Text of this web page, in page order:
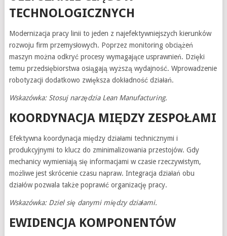
TECHNOLOGICZNYCH
Modernizacja pracy linii to jeden z najefektywniejszych kierunków
rozwoju firm przemysłowych. Poprzez monitoring obciążeń
maszyn można odkryć procesy wymagające usprawnień. Dzięki
temu przedsiębiorstwa osiągają wyższą wydajność. Wprowadzenie
robotyzacji dodatkowo zwiększa dokładność działań.
Wskazówka: Stosuj narzędzia Lean Manufacturing.
KOORDYNACJA MIĘDZY ZESPOŁAMI
Efektywna koordynacja między działami technicznymi i
produkcyjnymi to klucz do zminimalizowania przestojów. Gdy
mechanicy wymieniają się informacjami w czasie rzeczywistym,
możliwe jest skrócenie czasu napraw. Integracja działań obu
działów pozwala także poprawić organizację pracy.
Wskazówka: Dziel się danymi między działami.
EWIDENCJA KOMPONENTÓW